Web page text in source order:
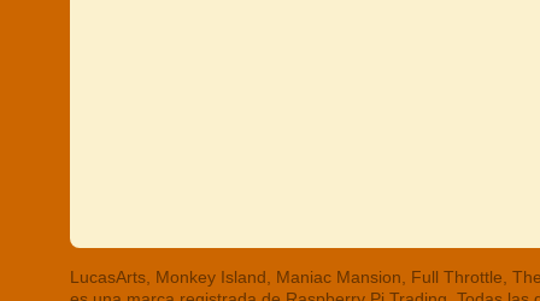
LucasArts, Monkey Island, Maniac Mansion, Full Throttle,